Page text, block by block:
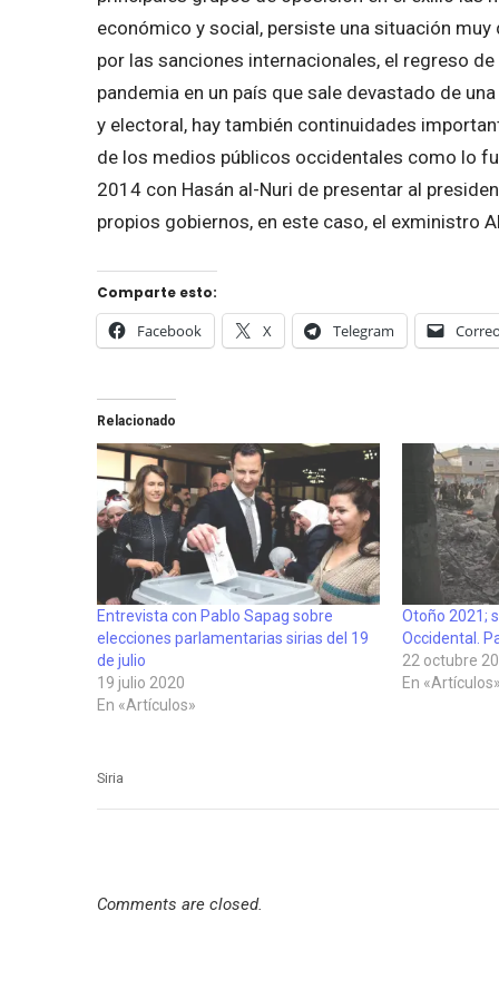
económico y social, persiste una situación
por las sanciones internacionales, el regreso
pandemia en un país que sale devastado de
y electoral, hay también continuidades
de los medios públicos occidentales como lo
2014 con Hasán al-Nuri de presentar al
propios gobiernos, en este caso, el exministro
Comparte esto:
Facebook X Telegram
Relacionado
Entrevista con Pablo Sapag sobre
elecciones parlamentarias sirias del 19
de julio
19 julio 2020
En «Artículos»
Otoño 2021;
Occidental.
22 octubre
En
Siria
Comments are closed.